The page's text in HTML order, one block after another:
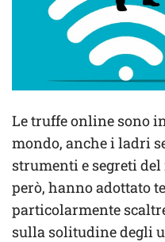
Le truffe online sono
mondo, anche i ladri
strumenti e segreti del
però, hanno adottato
particolarmente
sulla solitudine degli